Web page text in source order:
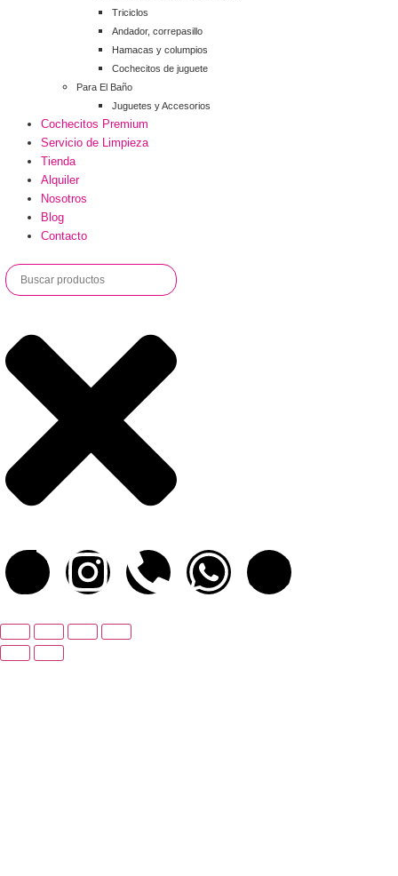
Triciclos
Andador, correpasillo
Hamacas y columpios
Cochecitos de juguete
Para El Baño
Juguetes y Accesorios
Cochecitos Premium
Servicio de Limpieza
Tienda
Alquiler
Nosotros
Blog
Contacto